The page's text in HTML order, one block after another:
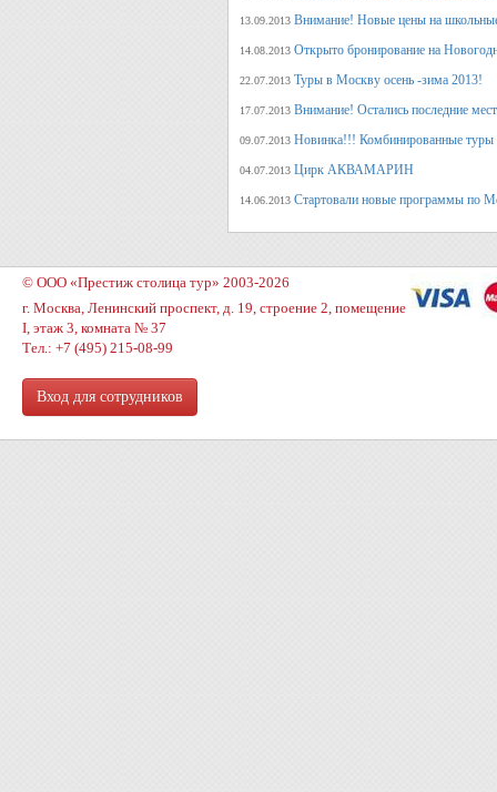
13.09.2013 Внимание! Новые цены на
14.08.2013 Открыто бронирование на
22.07.2013 Туры в Москву осень -зима 2013!
17.07.2013 Внимание! Остались последние
09.07.2013 Новинка!!! Комбинированные туры
04.07.2013 Цирк АКВАМАРИН
14.06.2013 Стартовали новые программы по
© ООО «Престиж столица тур» 2003-2026
г. Москва, Ленинский проспект, д. 19, строение 2, помещение
I, этаж 3, комната № 37
Тел.: +7 (495) 215-08-99
Вход для сотрудников